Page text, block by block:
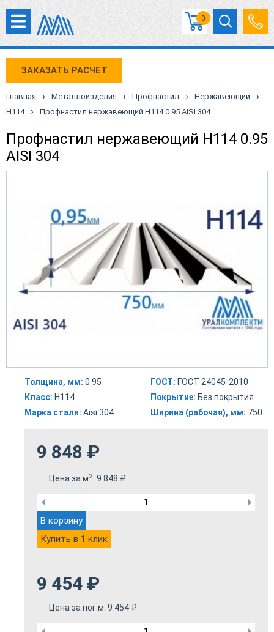
0
ЗАКАЗАТЬ РАСЧЕТ
Главная › Металлоизделия › Профнастил › Нержавеющий ›
Н114 › Профнастил нержавеющий Н114 0.95 AISI 304
Профнастил нержавеющий Н114 0.95
AISI 304
Толщина, мм: 0.95
Класс: Н114
Марка стали: Aisi 304
ГОСТ: ГОСТ 24045-2010
Покрытие: Без покрытия
Ширина (рабочая), мм: 750
9 848 ₽
Цена за м2: 9 848 ₽
В корзину
Купить в 1 клик
9 454 ₽
Цена за пог.м: 9 454 ₽